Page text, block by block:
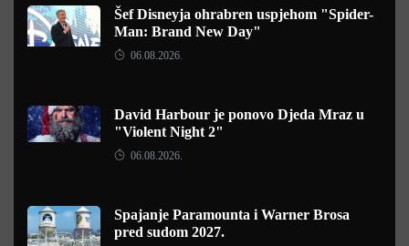
Šef Disneyja ohrabren uspjehom "Spider-
Man: Brand New Day"
06.08.2026.
David Harbour je ponovo Djeda Mraz u
"Violent Night 2"
06.08.2026.
Spajanje Paramounta i Warner Brosa
pred sudom 2027.